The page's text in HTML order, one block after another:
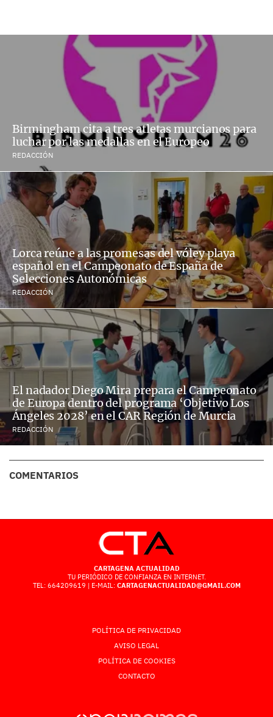
Birmingham cita a tres atletas murcianos para
luchar por las medallas en el Europeo
REDACCIÓN
Lorca reúne a las promesas del vóley playa
español en el Campeonato de España de
Selecciones Autonómicas
REDACCIÓN
El nadador Diego Mira prepara el Campeonato
de Europa dentro del programa ‘Objetivo Los
Ángeles 2028’ en el CAR Región de Murcia
REDACCIÓN
COMENTARIOS
CARTAGENA ACTUALIDAD
TU PERIÓDICO DE CONFIANZA EN INTERNET.
TEL: 664209619 | E-MAIL: CARTAGENACTUALIDAD@GMAIL.COM
POLÍTICA DE PRIVACIDAD
AVISO LEGAL
POLÍTICA DE COOKIES
CONTACTO